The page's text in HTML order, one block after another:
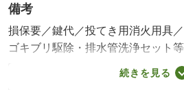
備考
損保要／鍵代／投てき用消火用具
ゴキブリ駆除・排水管洗浄セット
ト ３３００円（月額）／保証会
料：２０，０００円（審査次第で
続きを見る